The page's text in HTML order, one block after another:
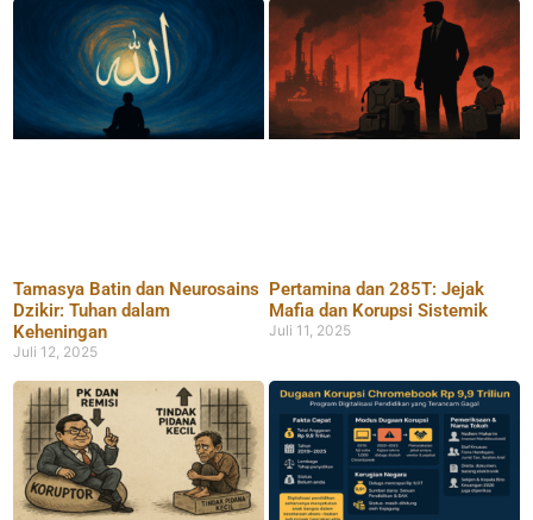
Tamasya Batin dan Neurosains
Dzikir: Tuhan dalam
Keheningan
Juli 12, 2025
Pertamina dan 285T: Jejak
Mafia dan Korupsi Sistemik
Juli 11, 2025